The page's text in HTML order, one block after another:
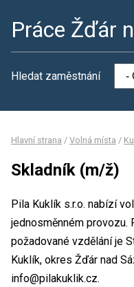
Práce Žďár
Hledat zaměstnání
Hlavní strana / Volná místa /
Skladník (m/ž)
Pila Kuklík s.r.o. nabízí
jednosměnném
požadované vzdělání je
Kuklík, okres Žďár nad
info@pilakuklik.cz.